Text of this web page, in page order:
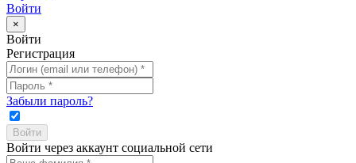
Войти
×
Войти
Регистрация
Забыли пароль?
Войти через аккаунт социальной сети